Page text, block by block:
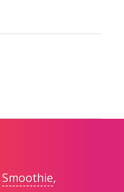
Smoothie,